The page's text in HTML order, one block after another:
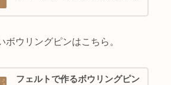
ボウリングピンはこちら。
フェルトで作るボウリングピン